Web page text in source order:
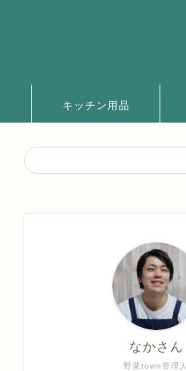
キッチン用品
野菜town管理人
なかさん